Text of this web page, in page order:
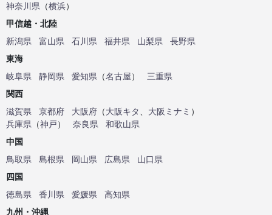
神奈川県 （横浜）
甲信越・北陸
新潟県
富山県 石川県 福井県 山梨県
長野県
東海
岐阜県
静岡県 愛知県 （名古屋）
三重県
関西
滋賀県
京都府 大阪府 （大阪キタ 大阪ミナミ ）
兵庫県 （神戸） 奈良県
和歌山県
中国
鳥取県
島根県 岡山県 広島県
山口県
四国
徳島県
香川県 愛媛県
高知県
九州・沖縄